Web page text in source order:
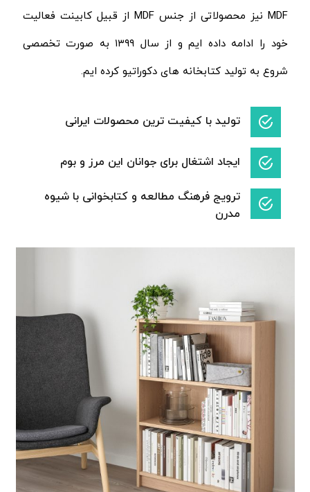
MDF نیز محصولاتی از جنس MDF از قبیل کابینت فعالیت
خود را ادامه داده ایم و از سال ۱۳۹۹ به صورت تخصصی
شروع به تولید کتابخانه های دکوراتیو کرده ایم.
تولید با کیفیت ترین محصولات ایرانی
ایجاد اشتغال برای جوانان این مرز و بوم
ترویج فرهنگ مطالعه و کتابخوانی با شیوه
مدرن